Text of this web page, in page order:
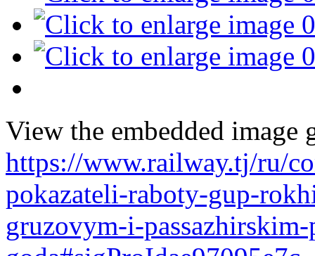
View the embedded image
https://www.railway.tj/ru/
pokazateli-raboty-gup-
gruzovym-i-